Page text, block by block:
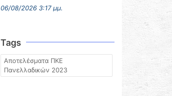
06/08/2026 3:17 μμ.
Tags
Αποτελέσματα ΠΚΕ
Πανελλαδικών 2023